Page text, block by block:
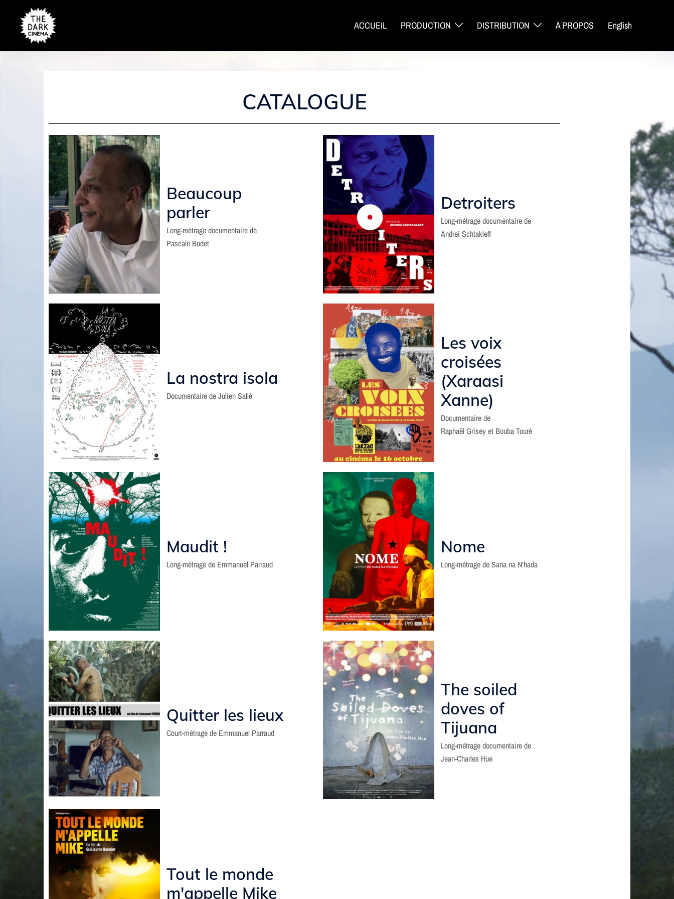
ACCUEIL PRODUCTION DISTRIBUTION À PROPOS English
CATALOGUE
Beaucoup
parler
Long-métrage documentaire de
Pascale Bodet
La nostra isola
Documentaire de Julien Sallé
Maudit !
Long-métrage de Emmanuel Parraud
Quitter les lieux
Court-métrage de Emmanuel Parraud
Tout le monde
m'appelle Mike
Detroiters
Long-métrage documentaire de
Andrei Schtakleff
Les voix
croisées
(Xaraasi
Xanne)
Documentaire de
Raphaël Grisey et Bouba Touré
Nome
Long-métrage de Sana na N’hada
The soiled
doves of
Tijuana
Long-métrage documentaire de
Jean-Charles Hue